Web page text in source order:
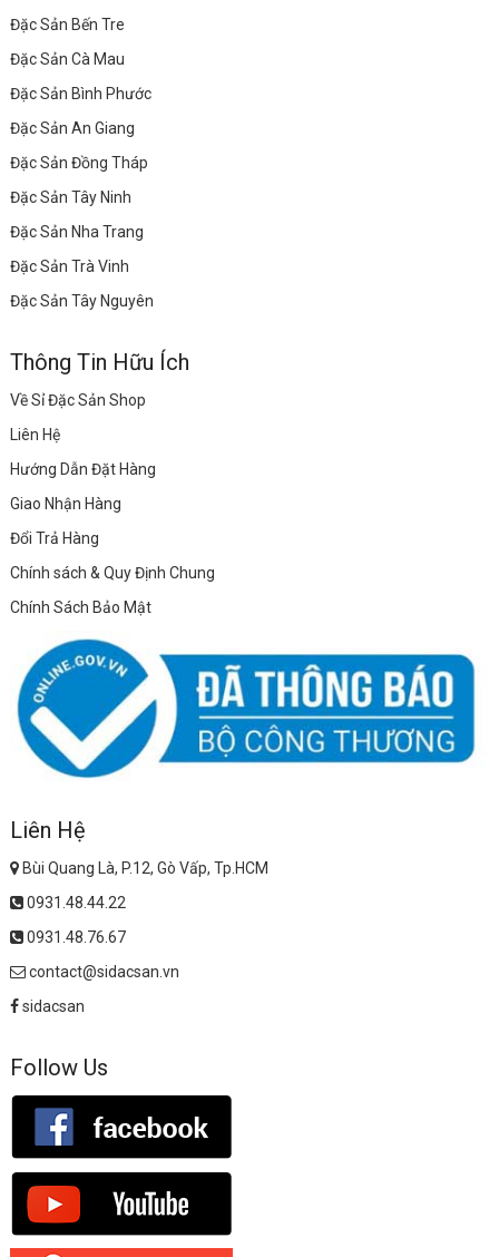
Đặc Sản Bến Tre
Đặc Sản Cà Mau
Đặc Sản Bình Phước
Đặc Sản An Giang
Đặc Sản Đồng Tháp
Đặc Sản Tây Ninh
Đặc Sản Nha Trang
Đặc Sản Trà Vinh
Đặc Sản Tây Nguyên
Thông Tin Hữu Ích
Về Sỉ Đặc Sản Shop
Liên Hệ
Hướng Dẫn Đặt Hàng
Giao Nhận Hàng
Đổi Trả Hàng
Chính sách & Quy Định Chung
Chính Sách Bảo Mật
Liên Hệ
Bùi Quang Là, P.12, Gò Vấp, Tp.HCM
0931.48.44.22
0931.48.76.67
contact@sidacsan.vn
sidacsan
Follow Us